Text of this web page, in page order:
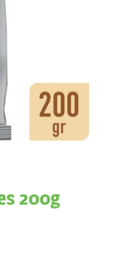
200g